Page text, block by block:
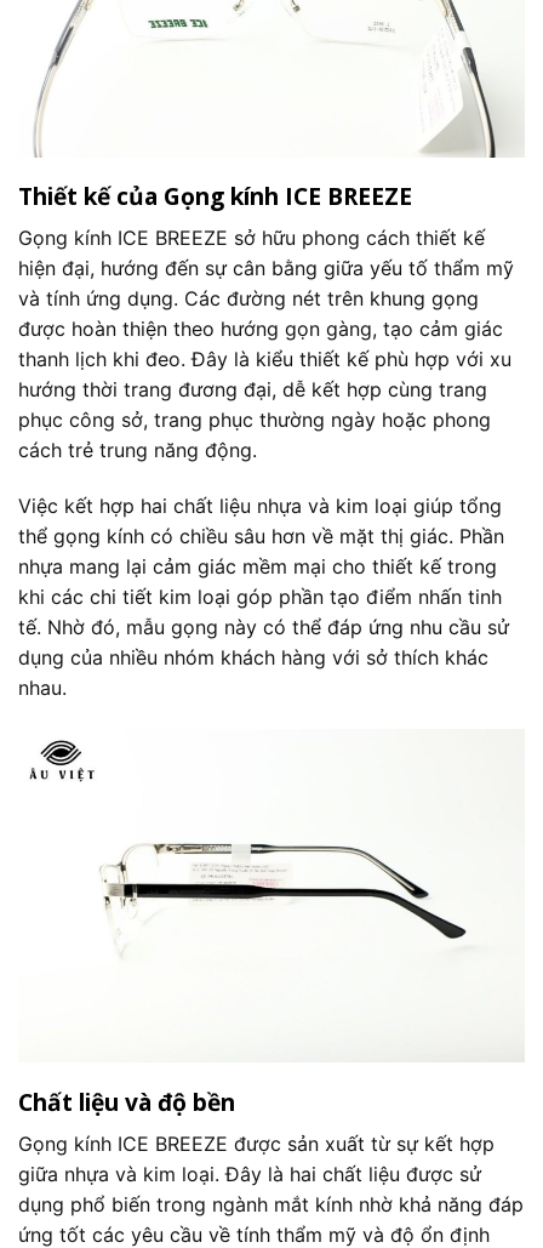
Thiết kế của Gọng kính ICE BREEZE
Gọng kính ICE BREEZE sở hữu phong cách thiết kế
hiện đại, hướng đến sự cân bằng giữa yếu tố thẩm mỹ
và tính ứng dụng. Các đường nét trên khung gọng
được hoàn thiện theo hướng gọn gàng, tạo cảm giác
thanh lịch khi đeo. Đây là kiểu thiết kế phù hợp với xu
hướng thời trang đương đại, dễ kết hợp cùng trang
phục công sở, trang phục thường ngày hoặc phong
cách trẻ trung năng động.
Việc kết hợp hai chất liệu nhựa và kim loại giúp tổng
thể gọng kính có chiều sâu hơn về mặt thị giác. Phần
nhựa mang lại cảm giác mềm mại cho thiết kế trong
khi các chi tiết kim loại góp phần tạo điểm nhấn tinh
tế. Nhờ đó, mẫu gọng này có thể đáp ứng nhu cầu sử
dụng của nhiều nhóm khách hàng với sở thích khác
nhau.
Chất liệu và độ bền
Gọng kính ICE BREEZE được sản xuất từ sự kết hợp
giữa nhựa và kim loại. Đây là hai chất liệu được sử
dụng phổ biến trong ngành mắt kính nhờ khả năng đáp
ứng tốt các yêu cầu về tính thẩm mỹ và độ ổn định